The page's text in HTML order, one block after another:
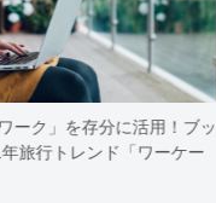
ーク」を存分に活用！ブッ
旅行トレンド「ワーケー